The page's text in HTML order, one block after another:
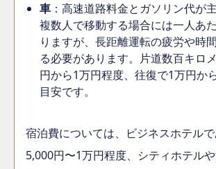
車 ：高速道路料金とガソリン代が
複数人で移動する場合には一人あ
りますが、長距離運転の疲労や時
る必要があります。片道数百キロ
円から1万円程度、往復で1万円か
目安です。
宿泊費については、ビジネスホテル
5,000円〜1万円程度、シティホテル